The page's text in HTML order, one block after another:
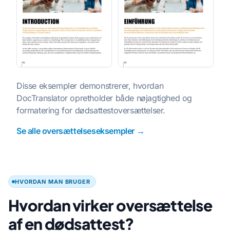
Disse eksempler demonstrerer, hvordan
DocTranslator opretholder både nøjagtighed og
formatering for dødsattestoversættelser.
Se alle oversættelseseksempler →
HVORDAN MAN BRUGER
Hvordan virker oversættelse
af en dødsattest?